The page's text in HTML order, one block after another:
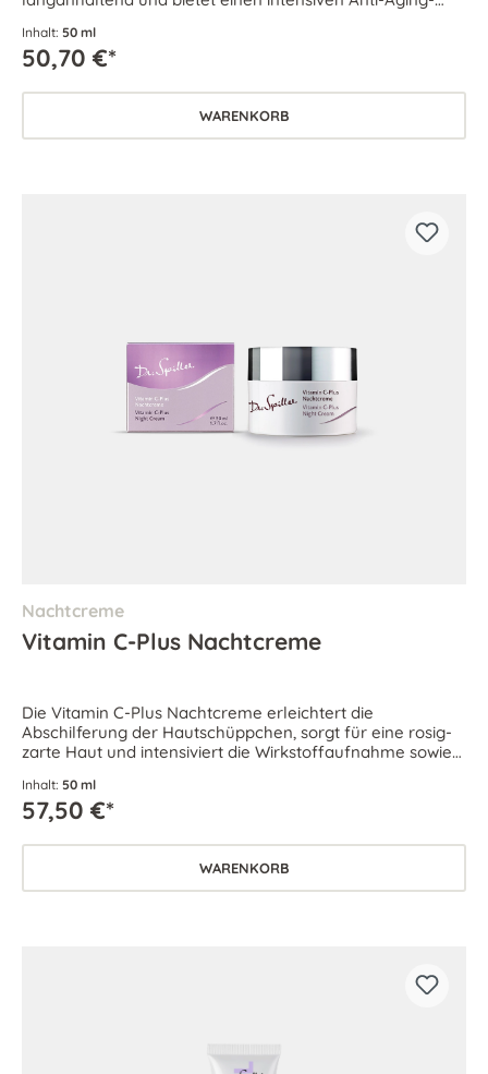
Inhalt: 50 ml
50,70 €*
WARENKORB
Nachtcreme
Vitamin C-Plus Nachtcreme
Die Vitamin C-Plus Nachtcreme erleichtert die
Abschilferung der Hautschüppchen, sorgt für eine rosig-
zarte Haut und intensiviert die Wirkstoffaufnahme sowie
Inhalt: 50 ml
57,50 €*
WARENKORB